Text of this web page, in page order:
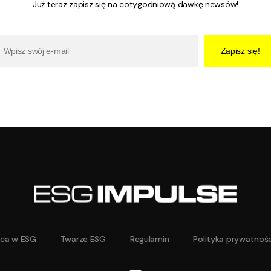
Już teraz zapisz się na cotygodniową dawkę newsów!
Zapisz się!
w ESG Twarze ESG Regulamin Polityka